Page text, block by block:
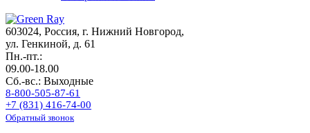
603024, Россия, г. Нижний Новгород,
ул. Генкиной, д. 61
Пн.-пт.:
09.00-18.00
Сб.-вс.: Выходные
8-800-505-87-61
+7 (831) 416-74-00
Обратный звонок